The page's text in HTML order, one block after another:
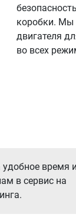
коробки. Мы
двигателя
во всех
время и
в сервис на